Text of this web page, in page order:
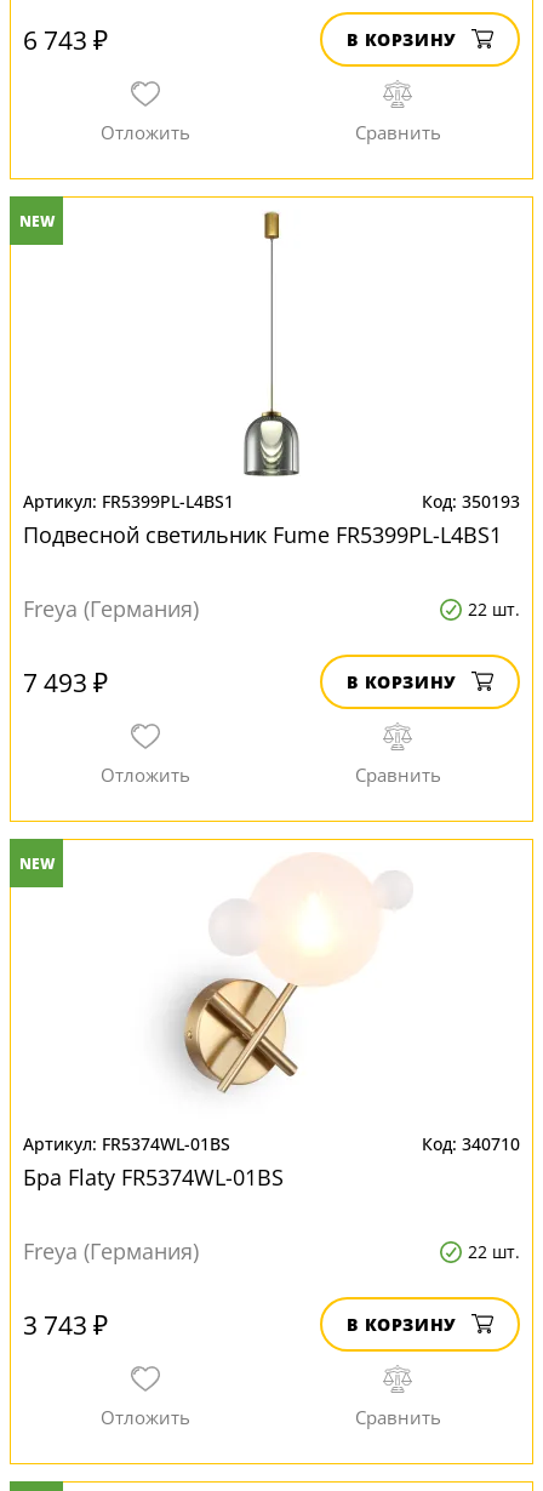
6 743 ₽ В КОРЗИНУ
NEW
FR5399PL-L4BS1 350193
Подвесной светильник Fume FR5399PL-L4BS1
Freya (Германия) 22 шт.
7 493 ₽ В КОРЗИНУ
NEW
FR5374WL-01BS 340710
Бра Flaty FR5374WL-01BS
Freya (Германия) 22 шт.
3 743 ₽ В КОРЗИНУ